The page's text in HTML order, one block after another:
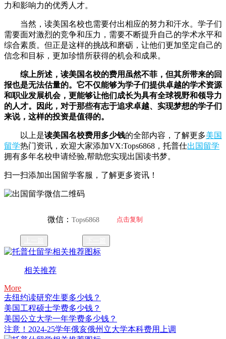
力和影响力的优秀人才。
当然，读美国名校也需要付出相应的努力和汗水。学子们
需要面对激烈的竞争和压力，需要不断提升自己的学术水平和
综合素质。但正是这样的挑战和磨砺，让他们更加坚定自己的
信念和目标，更加珍惜所获得的机会和成果。
综上所述，读美国名校的费用虽然不菲，但其所带来的回
报也是无法估量的。它不仅能够为学子们提供卓越的学术资源
和职业发展机会，更能够让他们成长为具有全球视野和领导力
的人才。因此，对于那些有志于追求卓越、实现梦想的学子们
来说，这样的投资是值得的。
以上是读美国名校费用多少钱的全部内容，了解更多美国
留学热门资讯，欢迎大家添加VX:Tops6868，托普仕出国留学
拥有多年名校申请经验,帮助您实现出国读书梦。
扫一扫添加出国留学客服，了解更多资讯！
微信：Tops6868 点击复制
相关推荐
More
去纽约读研究生要多少钱？
美国工程硕士学费多少钱？
美国公立大学一年学费多少钱？
注意！2024-25学年俄亥俄州立大学本科费用上调